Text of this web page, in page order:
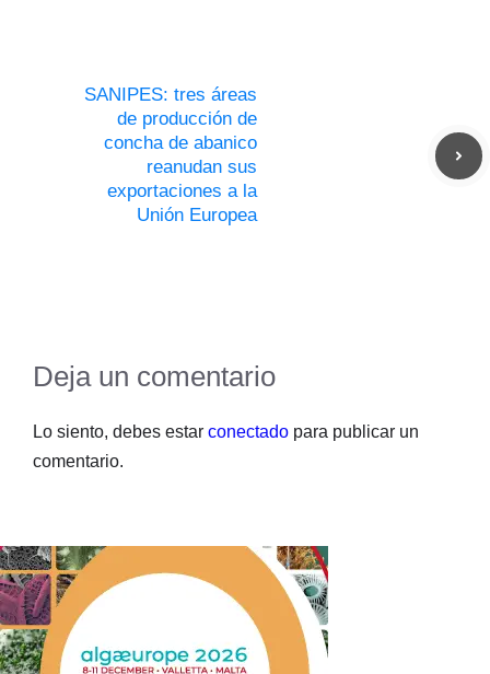
SANIPES: tres áreas
de producción de
concha de abanico
reanudan sus
exportaciones a la
Unión Europea
Deja un comentario
Lo siento, debes estar conectado para publicar un
comentario.